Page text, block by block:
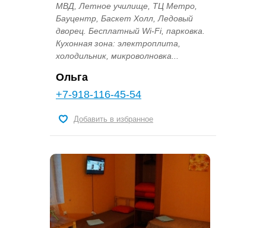
МВД, Летное училище, ТЦ Метро,
Бауцентр, Баскет Холл, Ледовый
дворец. Бесплатный Wi-Fi, парковка.
Кухонная зона: электроплита,
холодильник, микроволновка...
Ольга
+7-918-116-45-54
Добавить в избранное